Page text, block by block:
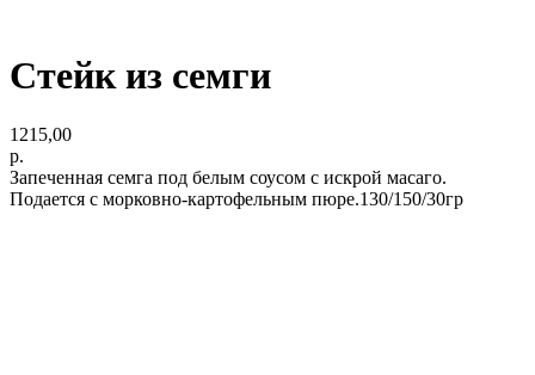
Стейк из семги
1215,00
р.
Запеченная семга под белым соусом с искрой масаго.
Подается с морковно-картофельным пюре.130/150/30гр